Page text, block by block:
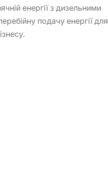
енергії з дизельними
подачу енергії для